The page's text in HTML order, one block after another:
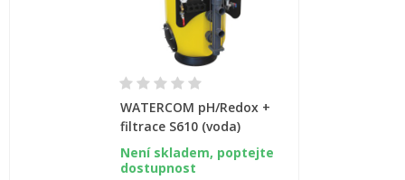
WATERCOM pH/Redox +
filtrace S610 (voda)
Není skladem, poptejte
dostupnost